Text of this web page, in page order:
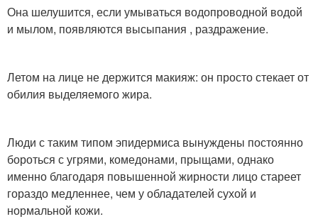
Маски для проблемного
Она шелушится, если умываться водопроводной водой
и мылом, появляются высыпания , раздражение.
Летом на лице не держится макияж: он просто стекает от
обилия выделяемого жира.
Люди с таким типом эпидермиса вынуждены постоянно
бороться с угрями, комедонами, прыщами, однако
именно благодаря повышенной жирности лицо стареет
гораздо медленнее, чем у обладателей сухой и
нормальной кожи.